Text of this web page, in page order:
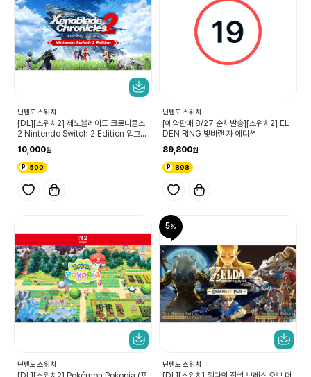
닌텐도 스위치
[DL][스위치2] 제노블레이드 크로니클스
2 Nintendo Switch 2 Edition 업그레
10,000
500
닌텐도 스위치
[예약판매 8/27 순차발송][스위치2] EL
DEN RING 빛바랜 자 에디션
89,800
898
닌텐도 스위치
5
닌텐도 스위치